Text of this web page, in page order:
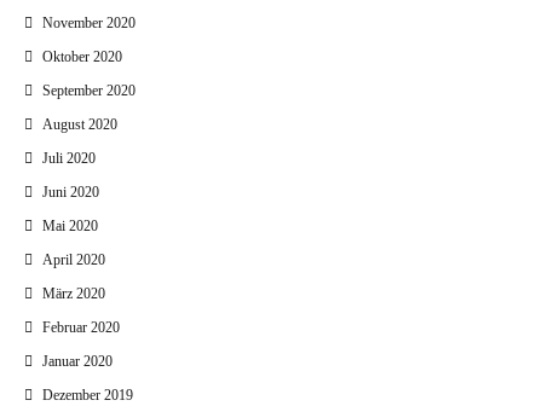
November 2020
Oktober 2020
September 2020
August 2020
Juli 2020
Juni 2020
Mai 2020
April 2020
März 2020
Februar 2020
Januar 2020
Dezember 2019